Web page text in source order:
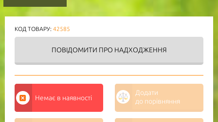
КОД ТОВАРУ: 42585
ПОВІДОМИТИ ПРО НАДХОДЖЕННЯ
Немає в наявності
Додати
до порівняння